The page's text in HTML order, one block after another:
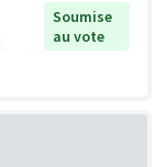
Soumise
au vote